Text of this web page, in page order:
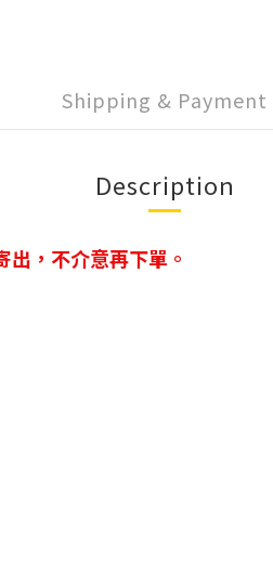
Shipping & Payment
Description
，不介意再下單。